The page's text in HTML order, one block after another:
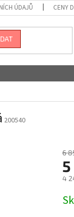
ÚDAJŮ CENY
200540
6
4